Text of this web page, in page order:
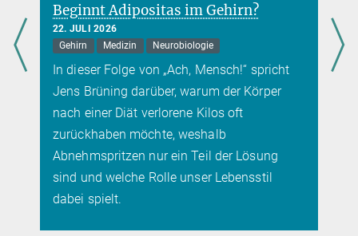
Beginnt Adipositas im Gehirn?
22. JULI 2026
Gehirn
Medizin Neurobiologie
In dieser Folge von „Ach, Mensch!“ spricht
Jens Brüning darüber, warum der Körper
nach einer Diät verlorene Kilos oft
zurückhaben möchte, weshalb
Abnehmspritzen nur ein Teil der Lösung
sind und welche Rolle unser Lebensstil
dabei spielt.